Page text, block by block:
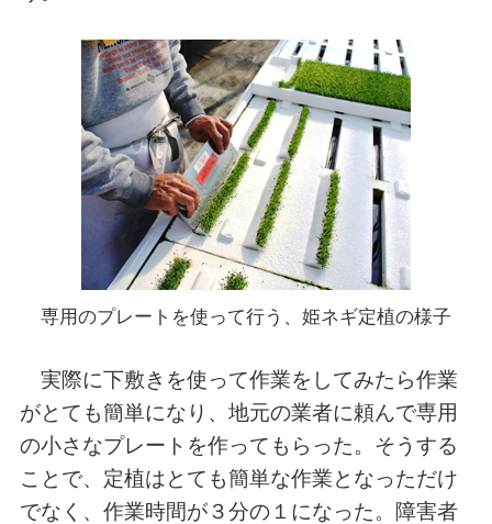
専用のプレートを使って行う、姫ネギ定植の様子
実際に下敷きを使って作業をしてみたら作業
がとても簡単になり、地元の業者に頼んで専用
の小さなプレートを作ってもらった。そうする
ことで、定植はとても簡単な作業となっただけ
でなく、作業時間が３分の１になった。障害者